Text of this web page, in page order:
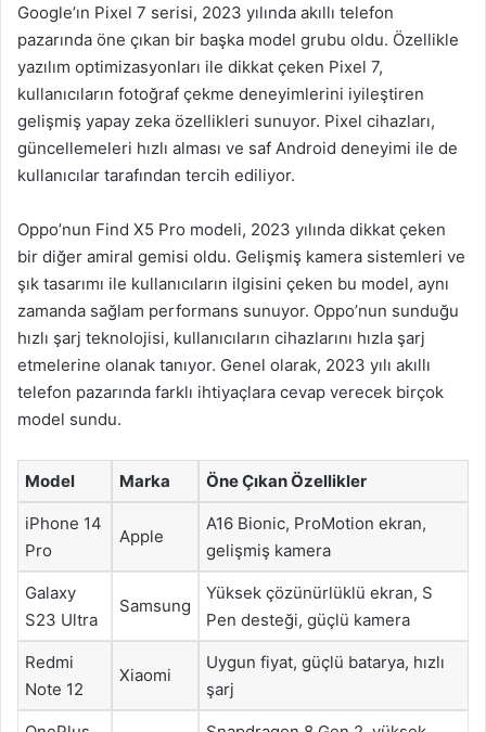
Google’ın Pixel 7 serisi, 2023 yılında akıllı telefon
pazarında öne çıkan bir başka model grubu oldu. Özellikle
yazılım optimizasyonları ile dikkat çeken Pixel 7,
kullanıcıların fotoğraf çekme deneyimlerini iyileştiren
gelişmiş yapay zeka özellikleri sunuyor. Pixel cihazları,
güncellemeleri hızlı alması ve saf Android deneyimi ile de
kullanıcılar tarafından tercih ediliyor.
Oppo’nun Find X5 Pro modeli, 2023 yılında dikkat çeken
bir diğer amiral gemisi oldu. Gelişmiş kamera sistemleri ve
şık tasarımı ile kullanıcıların ilgisini çeken bu model, aynı
zamanda sağlam performans sunuyor. Oppo’nun sunduğu
hızlı şarj teknolojisi, kullanıcıların cihazlarını hızla şarj
etmelerine olanak tanıyor. Genel olarak, 2023 yılı akıllı
telefon pazarında farklı ihtiyaçlara cevap verecek birçok
model sundu.
Model Marka Öne Çıkan Özellikler
iPhone 14
Pro
Apple
A16 Bionic, ProMotion ekran,
gelişmiş kamera
Galaxy
S23 Ultra
Samsung
Yüksek çözünürlüklü ekran, S
Pen desteği, güçlü kamera
Redmi
Note 12
Xiaomi
Uygun fiyat, güçlü batarya, hızlı
şarj